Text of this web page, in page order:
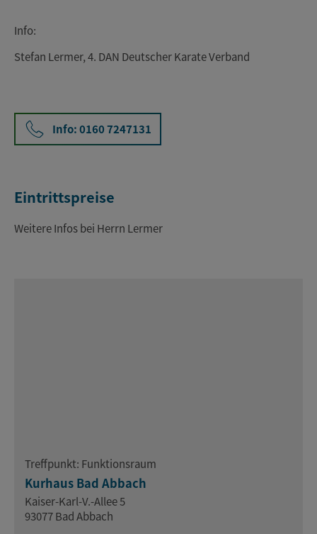
Info:
Stefan Lermer, 4. DAN Deutscher Karate Verband
Info: 0160 7247131
Eintrittspreise
Weitere Infos bei Herrn Lermer
Treffpunkt: Funktionsraum
Kurhaus Bad Abbach
Kaiser-Karl-V.-Allee 5
93077 Bad Abbach